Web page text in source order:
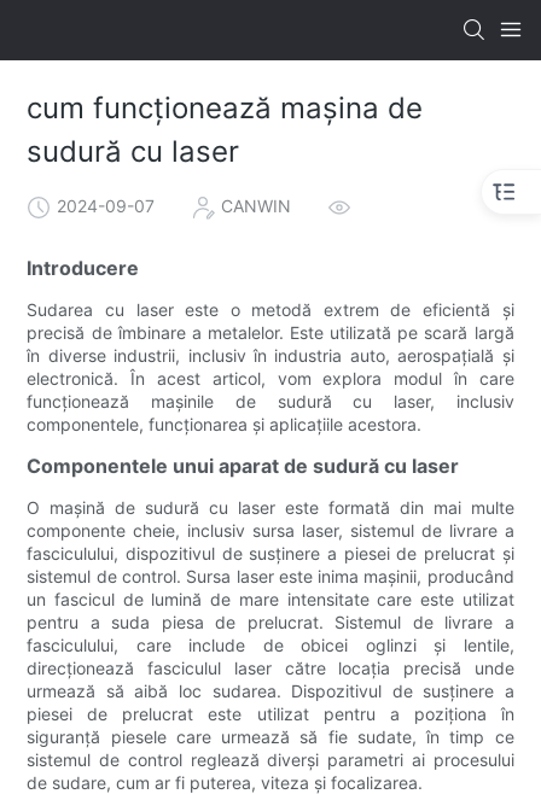
cum funcționează mașina de
sudură cu laser
2024-09-07 CANWIN
Introducere
Sudarea cu laser este o metodă extrem de eficientă și
precisă de îmbinare a metalelor. Este utilizată pe scară largă
în diverse industrii, inclusiv în industria auto, aerospațială și
electronică. În acest articol, vom explora modul în care
funcționează mașinile de sudură cu laser, inclusiv
componentele, funcționarea și aplicațiile acestora.
Componentele unui aparat de sudură cu laser
O mașină de sudură cu laser este formată din mai multe
componente cheie, inclusiv sursa laser, sistemul de livrare a
fasciculului, dispozitivul de susținere a piesei de prelucrat și
sistemul de control. Sursa laser este inima mașinii, producând
un fascicul de lumină de mare intensitate care este utilizat
pentru a suda piesa de prelucrat. Sistemul de livrare a
fasciculului, care include de obicei oglinzi și lentile,
direcționează fasciculul laser către locația precisă unde
urmează să aibă loc sudarea. Dispozitivul de susținere a
piesei de prelucrat este utilizat pentru a poziționa în
siguranță piesele care urmează să fie sudate, în timp ce
sistemul de control reglează diverși parametri ai procesului
de sudare, cum ar fi puterea, viteza și focalizarea.